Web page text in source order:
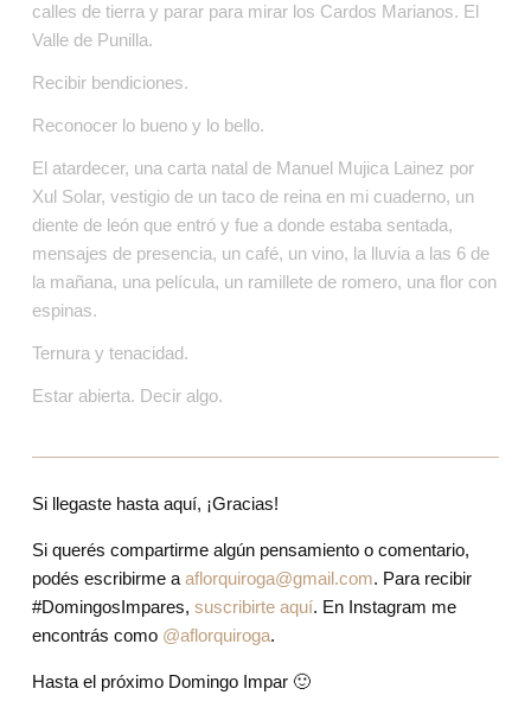
calles de tierra y parar para mirar los Cardos Marianos. El
Valle de Punilla.
Recibir bendiciones.
Reconocer lo bueno y lo bello.
El atardecer, una carta natal de Manuel Mujica Lainez por
Xul Solar, vestigio de un taco de reina en mi cuaderno, un
diente de león que entró y fue a donde estaba sentada,
mensajes de presencia, un café, un vino, la lluvia a las 6 de
la mañana, una película, un ramillete de romero, una flor con
espinas.
Ternura y tenacidad.
Estar abierta. Decir algo.
Si llegaste hasta aquí, ¡Gracias!
Si querés compartirme algún pensamiento o comentario,
podés escribirme a aflorquiroga@gmail.com. Para recibir
#DomingosImpares, suscribirte aquí. En Instagram me
encontrás como @aflorquiroga.
Hasta el próximo Domingo Impar 🙂